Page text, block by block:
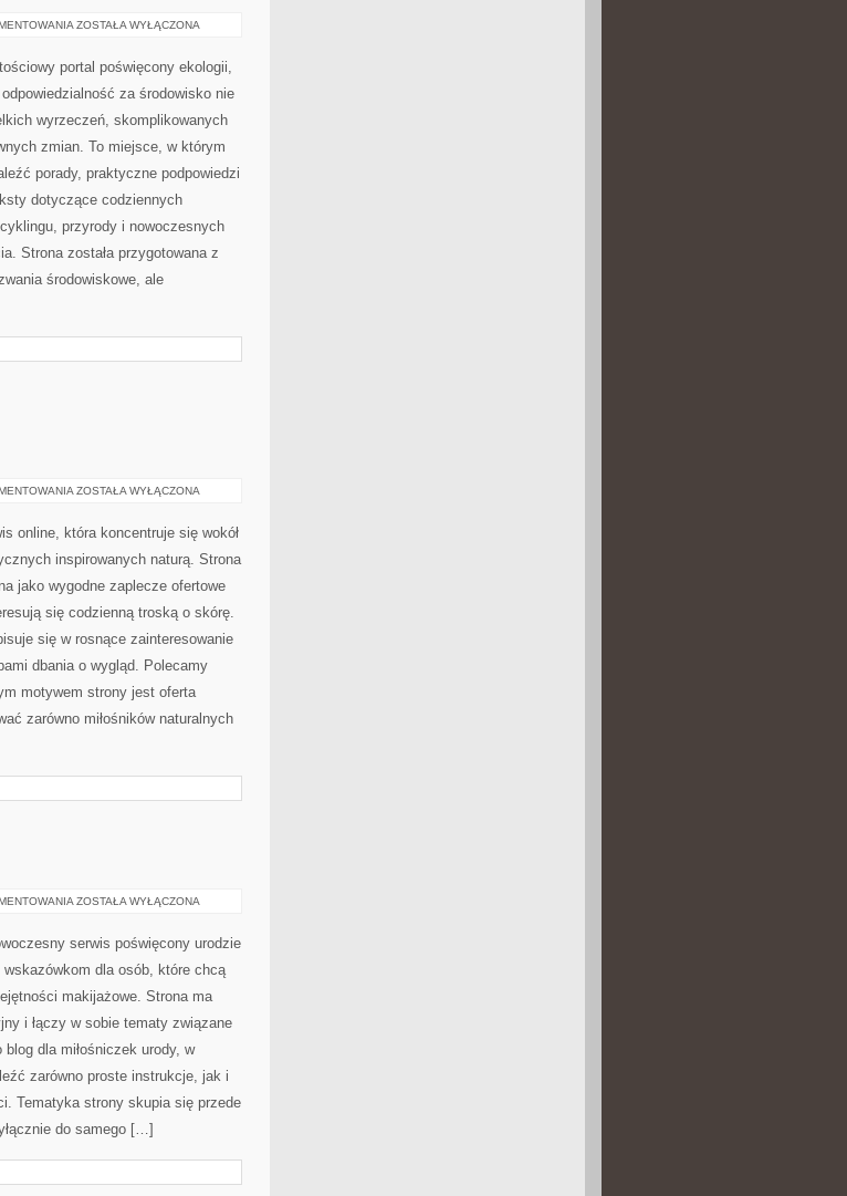
RECYKLING
ZOSTAŁA WYŁĄCZONA
portal poświęcony ekologii,
za środowisko nie
wyrzeczeń, skomplikowanych
zmian. To miejsce, w którym
porady, praktyczne podpowiedzi
dotyczące codziennych
przyrody i nowoczesnych
Strona została przygotowana z
środowiskowe, ale
DERMOKOSMETYKI
PROBLEMATYCZNA
ZOSTAŁA WYŁĄCZONA
online, która koncentruje się wokół
inspirowanych naturą. Strona
jako wygodne zaplecze ofertowe
się codzienną troską o skórę.
się w rosnące zainteresowanie
dbania o wygląd. Polecamy
motywem strony jest oferta
zarówno miłośników naturalnych
MAKIJAŻ
ZOSTAŁA WYŁĄCZONA
serwis poświęcony urodzie
dla osób, które chcą
makijażowe. Strona ma
i łączy w sobie tematy związane
dla miłośniczek urody, w
zarówno proste instrukcje, jak i
Tematyka strony skupia się przede
do samego […]